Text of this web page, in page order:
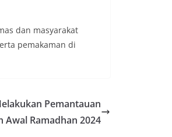
dan masyarakat
pemakaman di
Pemantauan
Ramadhan 2024